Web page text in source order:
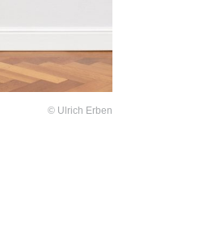
© Ulrich Erben